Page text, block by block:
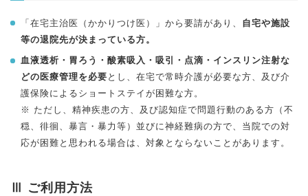
「在宅主治医（かかりつけ医）」から要請があり、 自宅や施設
等の退院先が決まっている方。
血液透析・胃ろう・酸素吸入・吸引・点滴・インスリン注射な
どの医療管理を必要 とし、在宅で常時介護が必要な方、及び介
護保険によるショートステイが困難な方。
※ ただし、精神疾患の方、及び認知症で問題行動のある方（不
穏、徘徊、暴言・暴力等）並びに神経難病の方で、当院での対
応が困難と思われる場合は、対象とならないことがあります。
Ⅲ ご利用方法